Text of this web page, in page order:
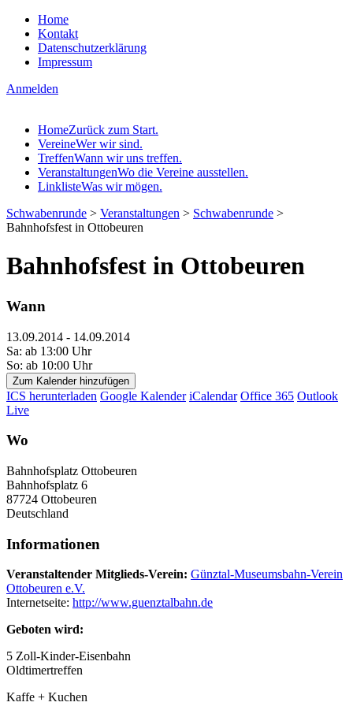
Home
Kontakt
Datenschutzerklärung
Impressum
Anmelden
HomeZurück zum Start.
VereineWer wir sind.
TreffenWann wir uns treffen.
VeranstaltungenWo die Vereine ausstellen.
LinklisteWas wir mögen.
Schwabenrunde > Veranstaltungen > Schwabenrunde >
Bahnhofsfest in Ottobeuren
Bahnhofsfest in Ottobeuren
Wann
13.09.2014 - 14.09.2014
Sa: ab 13:00 Uhr
So: ab 10:00 Uhr
Zum Kalender hinzufügen
ICS herunterladen Google Kalender iCalendar Office 365 Outlook
Live
Wo
Bahnhofsplatz Ottobeuren
Bahnhofsplatz 6
87724 Ottobeuren
Deutschland
Informationen
Veranstaltender Mitglieds-Verein: Günztal-Museumsbahn-Verein
Ottobeuren e.V.
Internetseite: http://www.guenztalbahn.de
Geboten wird:
5 Zoll-Kinder-Eisenbahn
Oldtimertreffen
Kaffe + Kuchen